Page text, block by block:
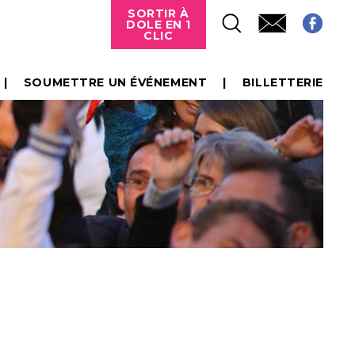
SORTIR À
DOLE EN 1
CLIC
SOUMETTRE UN ÉVÉNEMENT BILLETTERIE